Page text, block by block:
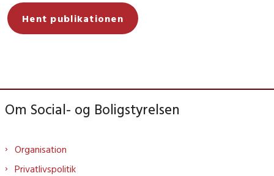
Hent publikationen
Om Social- og Boligstyrelsen
Organisation
Privatlivspolitik